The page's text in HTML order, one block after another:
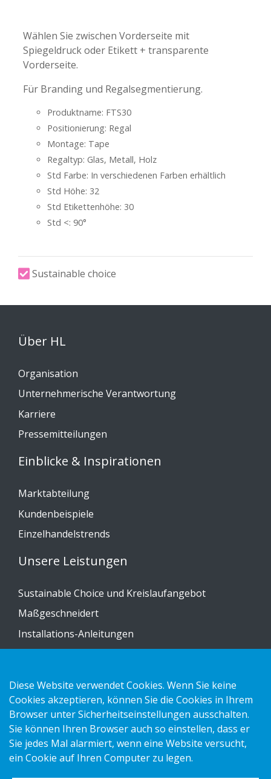
Wählen Sie zwischen Vorderseite mit
Spiegeldruck oder Etikett + transparente
Vorderseite.
Für Branding und Regalsegmentierung.
Produktname: FTS30
Positionierung: Regal
Montage: Tape
Regaltyp: Glas, Metall, Holz
Std Farbe: In verschiedenen Farben erhältlich
Std Höhe: 32
Std Etikettenhöhe: 30
Std <: 90°
Sustainable choice
Über HL
Organisation
Unternehmerische Verantwortung
Karriere
Pressemitteilungen
Einblicke & Inspirationen
Marktabteilung
Kundenbeispiele
Einzelhandelstrends
Unsere Leistungen
Sustainable Choice und Kreislaufangebot
Maßgeschneidert
Installations-Anleitungen
Kontakt
Datenschutzerklärung
Cookies
Impressum
Diese Website verwendet Cookies. Wenn Sie keine
Cookies akzeptieren, können Sie die Cookies in Ihrem
Browser unter Sicherheitseinstellungen ausschalten.
Sie können Ihren Browser auch so einstellen, dass er
Sie jedes Mal alarmiert, wenn eine Website versucht,
ein Cookie auf Ihren Computer zu legen.